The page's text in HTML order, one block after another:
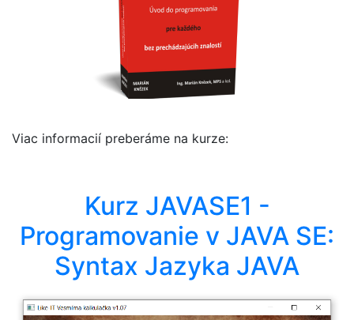
Viac informacií preberáme na kurze:
Kurz JAVASE1 -
Programovanie v JAVA SE:
Syntax Jazyka JAVA